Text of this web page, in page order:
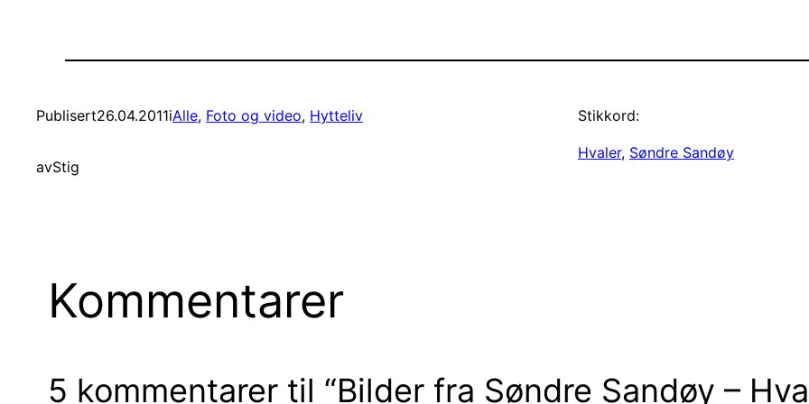
Publisert26.04.2011iAlle, Foto og video, Hytteliv
avStig
Stikkord:
Hvaler, Søndre Sandøy
Kommentarer
5 kommentarer til “Bilder fra Søndre Sandøy –